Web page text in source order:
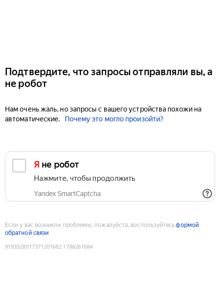
Подтвердите, что запросы отправляли вы, а
не робот
Нам очень жаль, но запросы с вашего устройства похожи на
автоматические.
Почему это могло произойти?
Я не робот
Нажмите, чтобы продолжить
Yandex SmartCaptcha
Если у вас возникли проблемы, пожалуйста, воспользуйтесьформой
обратной связи
9193528017371201682:1786261684